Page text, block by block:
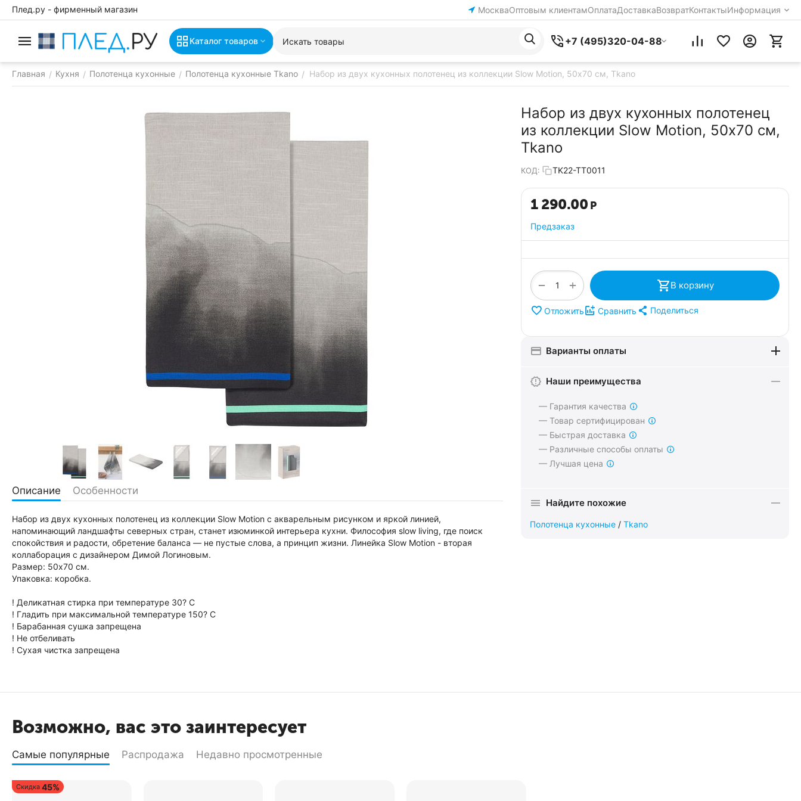
Плед.ру - фирменный магазин МоскваОптовым клиентамОплатаДоставкаВозвратКонтактыИнформация
Каталог товаров +7 (495)320-04-88
Главная / Кухня / Полотенца кухонные / Полотенца кухонные Tkano / Набор из двух кухонных полотенец из коллекции Slow Motion, 50х70 см, Tkano
Набор из двух кухонных полотенец
из коллекции Slow Motion, 50х70 см,
Tkano
КОД: TK22-TT0011
1 290.00 Р
Предзаказ
+
− В корзину
Отложить Сравнить Поделиться
Варианты оплаты
Наши преимущества
— Гарантия качества
— Товар сертифицирован
— Быстрая доставка
— Различные способы оплаты
— Лучшая цена
Найдите похожие
Полотенца кухонные / Tkano
Описание Особенности
Набор из двух кухонных полотенец из коллекции Slow Motion с акварельным рисунком и яркой линией,
напоминающий ландшафты северных стран, станет изюминкой интерьера кухни. Философия slow living, где поиск
спокойствия и радости, обретение баланса — не пустые слова, а принцип жизни. Линейка Slow Motion - вторая
коллаборация с дизайнером Димой Логиновым.
Размер: 50х70 см.
Упаковка: коробка.
! Деликатная стирка при температуре 30? C
! Гладить при максимальной температуре 150? C
! Барабанная сушка запрещена
! Не отбеливать
! Сухая чистка запрещена
Возможно, вас это заинтересует
Самые популярные Распродажа Недавно просмотренные
Скидка 45%